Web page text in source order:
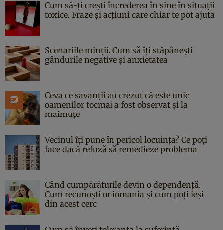
Cum să-ți crești încrederea în sine în situații
toxice. Fraze și acțiuni care chiar te pot ajuta
Scenariile minții. Cum să îți stăpânești
gândurile negative și anxietatea
Ceva ce savanții au crezut că este unic
oamenilor tocmai a fost observat și la
maimuțe
Vecinul îți pune în pericol locuința? Ce poți
face dacă refuză să remedieze problema
Când cumpărăturile devin o dependență.
Cum recunoști oniomania și cum poți ieși
din acest cerc